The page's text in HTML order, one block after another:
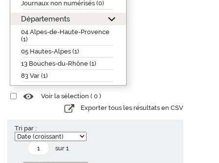
Journaux non numérisés (0)
Départements
04 Alpes-de-Haute-Provence
(1)
05 Hautes-Alpes (1)
13 Bouches-du-Rhône (1)
83 Var (1)
Voir la sélection ( 0 )
Exporter tous les résultats en CSV
Tri par :
sur 1